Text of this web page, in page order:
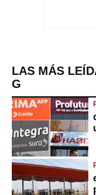
LAS MÁS
G